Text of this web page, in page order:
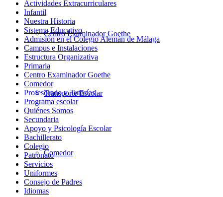
Centro Examinador Goethe
Transporte Escolar
Comedor
Actividades Extracurriculares
Infantil
Nuestra Historia
Sistema Educativo
Admisión en el Colegio Alemán de Málaga
Campus e Instalaciones
Estructura Organizativa
Primaria
Centro Examinador Goethe
Comedor
Profesorado y Tutorías
Programa escolar
Quiénes Somos
Secundaria
Apoyo y Psicología Escolar
Bachillerato
Colegio
Patronato
Servicios
Uniformes
Consejo de Padres
Idiomas